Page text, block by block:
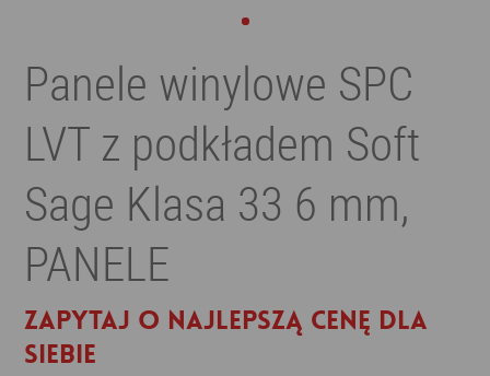
Panele winylowe SPC
LVT z podkładem Soft
Sage Klasa 33 6 mm,
PANELE
Zapytaj o najlepszą cenę dla
siebie